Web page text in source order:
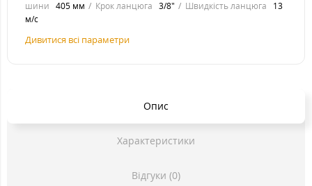
шини 405 мм Крок ланцюга 3/8" Швидкість ланцюга
13
м/с
Дивитися всі параметри
Опис
Характеристики
Відгуки (0)